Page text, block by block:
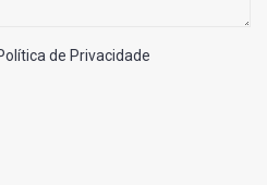
de Privacidade